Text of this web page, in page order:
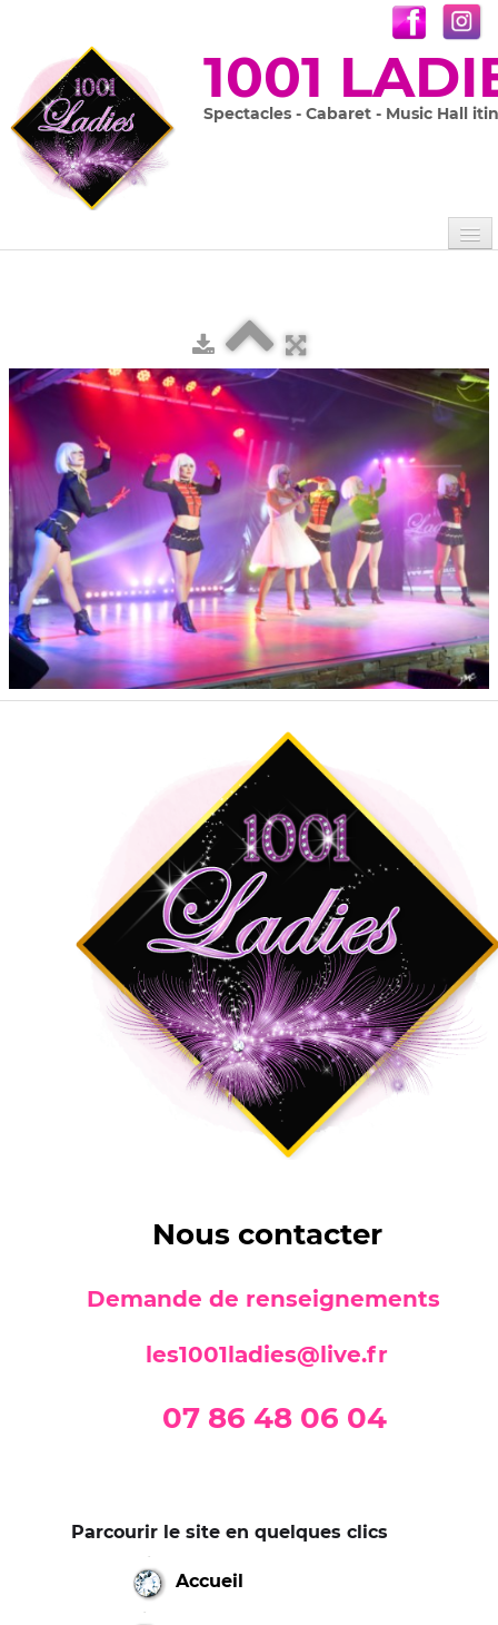
1001
Spectacles - Cabaret - Music Hall
Prestations sur mesure
En images▼
BLOG
Contact
Nous contacter
Demande de renseignements
les1001ladies@live.fr
07 86 48 06 04
Parcourir le site en quelques clics
Accueil